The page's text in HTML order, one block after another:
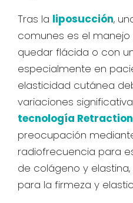
Tras la liposucción,
comunes es el
quedar flácida o con
especialmente en
elasticidad cutánea
variaciones
tecnología Retraction
preocupación
radiofrecuencia para
de colágeno y
para la firmeza y